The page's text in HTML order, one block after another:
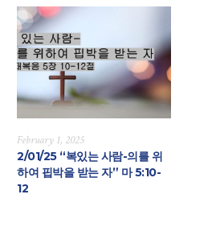
February 1, 2025
2/01/25 “복있는 사람-의를 위
하여 핍박을 받는 자” 마 5:10-
12